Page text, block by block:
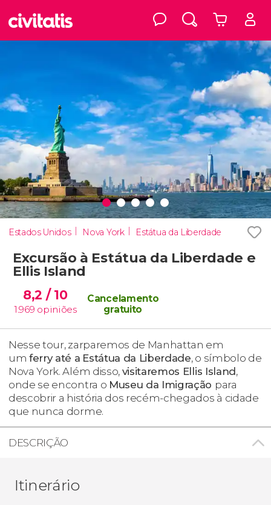
Estados Unidos Nova York Estátua da Liberdade
Excursão à Estátua da Liberdade e
Ellis Island
8,2 / 10
1.969 opiniões
Cancelamento
gratuito
Nesse tour, zarparemos de Manhattan em
umferry até a Estátua da Liberdade, o símbolo de
Nova York. Além disso, visitaremos Ellis Island,
onde se encontra o Museu da Imigração para
descobrir a história dos recém-chegados à cidade
que nunca dorme.
DESCRIÇÃO
Itinerário